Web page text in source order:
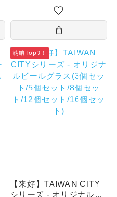
ボール／フライドチキン
カツ／昔ながらの豆花／
塩味唐揚げ／小籠包／キ
ャンディー山査子／臭豆
腐）
熱銷Top3！
【来好】TAIWAN CITY
シリーズ - オリジナルビ